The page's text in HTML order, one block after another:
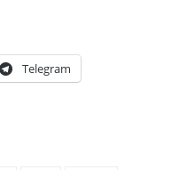
Telegram